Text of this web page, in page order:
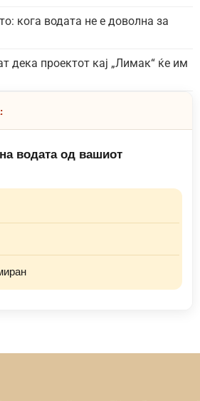
кога водата не е доволна за
дека проектот кај „Лимак“ ќе им
водата од вашиот